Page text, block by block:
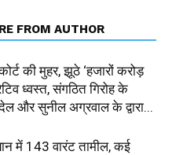
FROM AUTHOR
की मुहर, झूठे ‘हजारों करोड़
ध्वस्त, संगठित गिरोह के
और सुनील अग्रवाल के द्वारा...
में 143 वारंट तामील, कई